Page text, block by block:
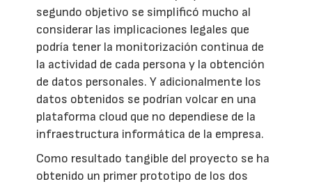
segundo objetivo se simplificó mucho al
considerar las implicaciones legales que
podría tener la monitorización continua de
la actividad de cada persona y la obtención
de datos personales. Y adicionalmente los
datos obtenidos se podrían volcar en una
plataforma cloud que no dependiese de la
infraestructura informática de la empresa.
Como resultado tangible del proyecto se ha
obtenido un primer prototipo de los dos